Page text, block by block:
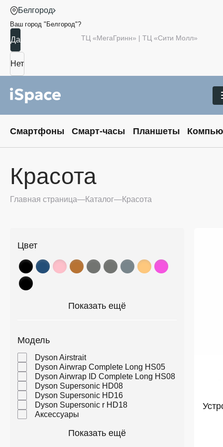
Белгород
Ваш город " Белгород"?
ТЦ «МегаГринн» | ТЦ «Сити Молл»
Смартфоны Смарт-часы Планшеты
Красота
Главная страница Каталог Красота
Цвет
Показать ещё
Модель
Dyson Airstrait
Dyson Airwrap Complete Long HS05
Dyson Airwrap ID Complete Long HS08
Dyson Supersonic HD08
Dyson Supersonic HD16
Dyson Supersonic r HD18
Аксессуары
Показать ещё